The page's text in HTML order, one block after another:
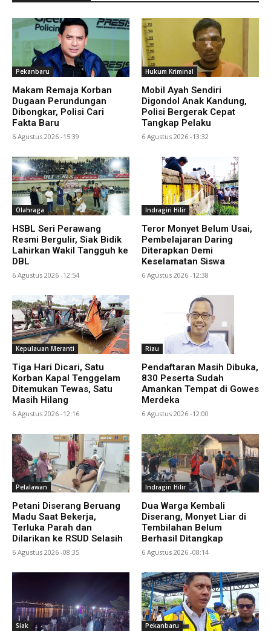
Pekanbaru
Makam Remaja Korban
Dugaan Perundungan
Dibongkar, Polisi Cari
Fakta Baru
6 Agustus 2026 -15:39
Hukum Kriminal
Mobil Ayah Sendiri
Digondol Anak Kandung,
Polisi Bergerak Cepat
Tangkap Pelaku
6 Agustus 2026 -13:32
Olahraga
HSBL Seri Perawang
Resmi Bergulir, Siak Bidik
Lahirkan Wakil Tangguh ke
DBL
6 Agustus 2026 -12:54
Indragiri Hilir
Teror Monyet Belum Usai,
Pembelajaran Daring
Diterapkan Demi
Keselamatan Siswa
6 Agustus 2026 -12:38
Kepulauan Meranti
Tiga Hari Dicari, Satu
Korban Kapal Tenggelam
Ditemukan Tewas, Satu
Masih Hilang
6 Agustus 2026 -12:16
Riau
Pendaftaran Masih Dibuka,
830 Peserta Sudah
Amankan Tempat di Gowes
Merdeka
6 Agustus 2026 -12:00
Pelalawan
Petani Diserang Beruang
Madu Saat Bekerja,
Terluka Parah dan
Dilarikan ke RSUD Selasih
6 Agustus 2026 -08:35
Indragiri Hilir
Dua Warga Kembali
Diserang, Monyet Liar di
Tembilahan Belum
Berhasil Ditangkap
6 Agustus 2026 -08:14
Siak Pekanbaru